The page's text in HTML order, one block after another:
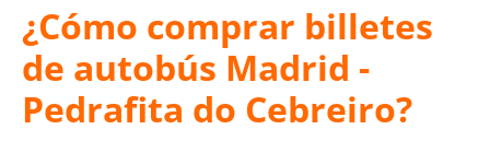
¿Cómo comprar billetes
de autobús Madrid -
Pedrafita do Cebreiro?